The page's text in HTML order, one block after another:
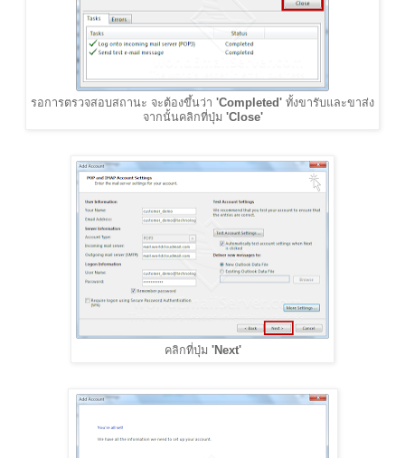
รอการตรวจสอบสถานะ จะต้องขึ้นว่า 'Completed' ทั้งขารับและขาส่ง
จากนั้นคลิกที่ปุ่ม 'Close'
คลิกที่ปุ่ม 'Next'